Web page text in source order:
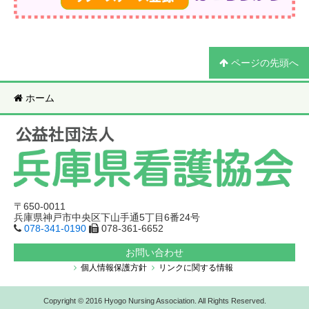
ページの先頭へ
ホーム
〒650-0011
兵庫県神戸市中央区下山手通5丁目6番24号
078-341-0190
078-361-6652
お問い合わせ
個人情報保護方針 リンクに関する情報
Copyright © 2016 Hyogo Nursing Association. All Rights Reserved.